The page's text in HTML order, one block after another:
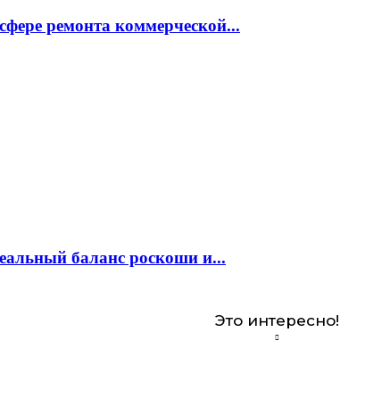
ремонта коммерческой...
баланс роскоши и...
Это интересно!